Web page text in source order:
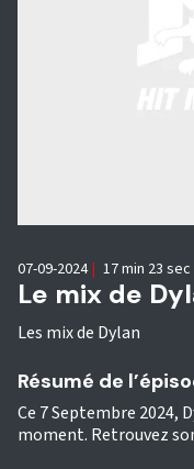
Le mix de
Les mix de Dylan
07-09-2024 | 17 min 23 sec
Résumé de
Ce 7 Septembre 2024,
moment. Retrouvez